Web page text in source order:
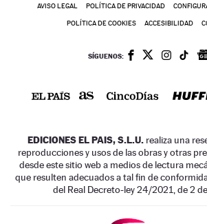
AVISO LEGAL POLÍTICA DE PRIVACIDAD
POLÍTICA DE COOKIES ACCESIBILIDAD
SÍGUENOS:
EDICIONES EL PAIS, S.L.U. realiza una
reproducciones y usos de las obras y otras
desde este sitio web a medios de lectura
que resulten adecuados a tal fin de
del Real Decreto-ley 24/2021, de 2